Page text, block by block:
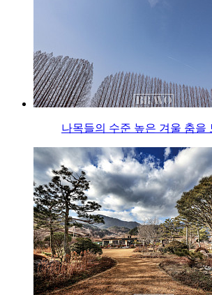
나목들의 수준 높은 겨울 춤을